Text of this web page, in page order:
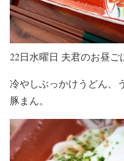
22日水曜日 夫君のお昼ご
冷やしぶっかけうどん、
豚まん。